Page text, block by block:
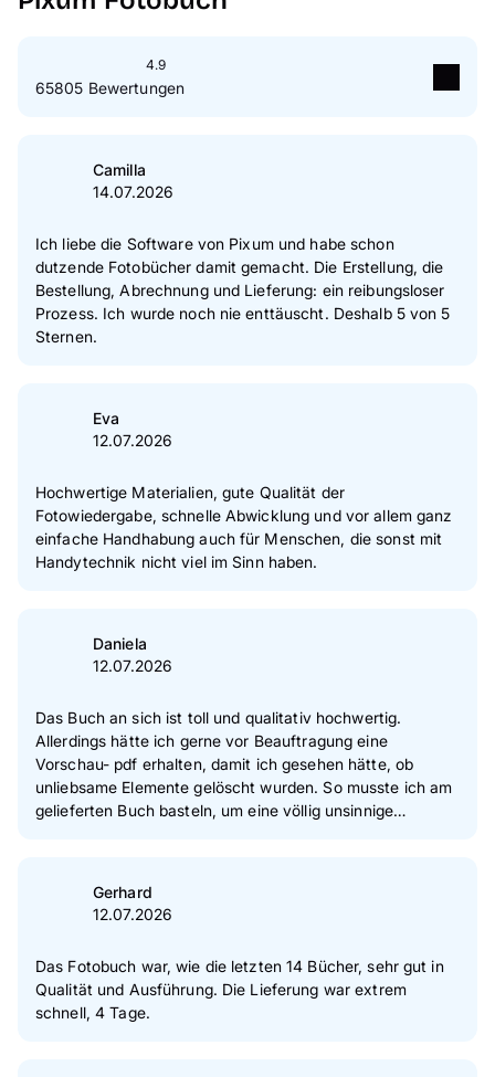
4.9
65805 Bewertungen
Sterne
Sterne
2 Sterne
1 Sterne 0 %
Zur Echtheit der Bewertungen
Camilla
14.07.2026
Ich liebe die Software von Pixum und habe schon
dutzende Fotobücher damit gemacht. Die Erstellung, die
Bestellung, Abrechnung und Lieferung: ein reibungsloser
Prozess. Ich wurde noch nie enttäuscht. Deshalb 5 von 5
Sternen.
Eva
12.07.2026
Hochwertige Materialien, gute Qualität der
Fotowiedergabe, schnelle Abwicklung und vor allem ganz
einfache Handhabung auch für Menschen, die sonst mit
Handytechnik nicht viel im Sinn haben.
Daniela
12.07.2026
Das Buch an sich ist toll und qualitativ hochwertig.
Allerdings hätte ich gerne vor Beauftragung eine
Vorschau- pdf erhalten, damit ich gesehen hätte, ob
unliebsame Elemente gelöscht wurden. So musste ich am
gelieferten Buch basteln, um eine völlig unsinnige
Layout war flexibel zu gestalten.
Gerhard
12.07.2026
Das Fotobuch war, wie die letzten 14 Bücher, sehr gut in
Qualität und Ausführung. Die Lieferung war extrem
schnell, 4 Tage.